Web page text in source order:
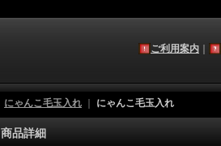
ご利用案内
にゃんこ毛玉入れ にゃんこ毛玉入れ
商品詳細